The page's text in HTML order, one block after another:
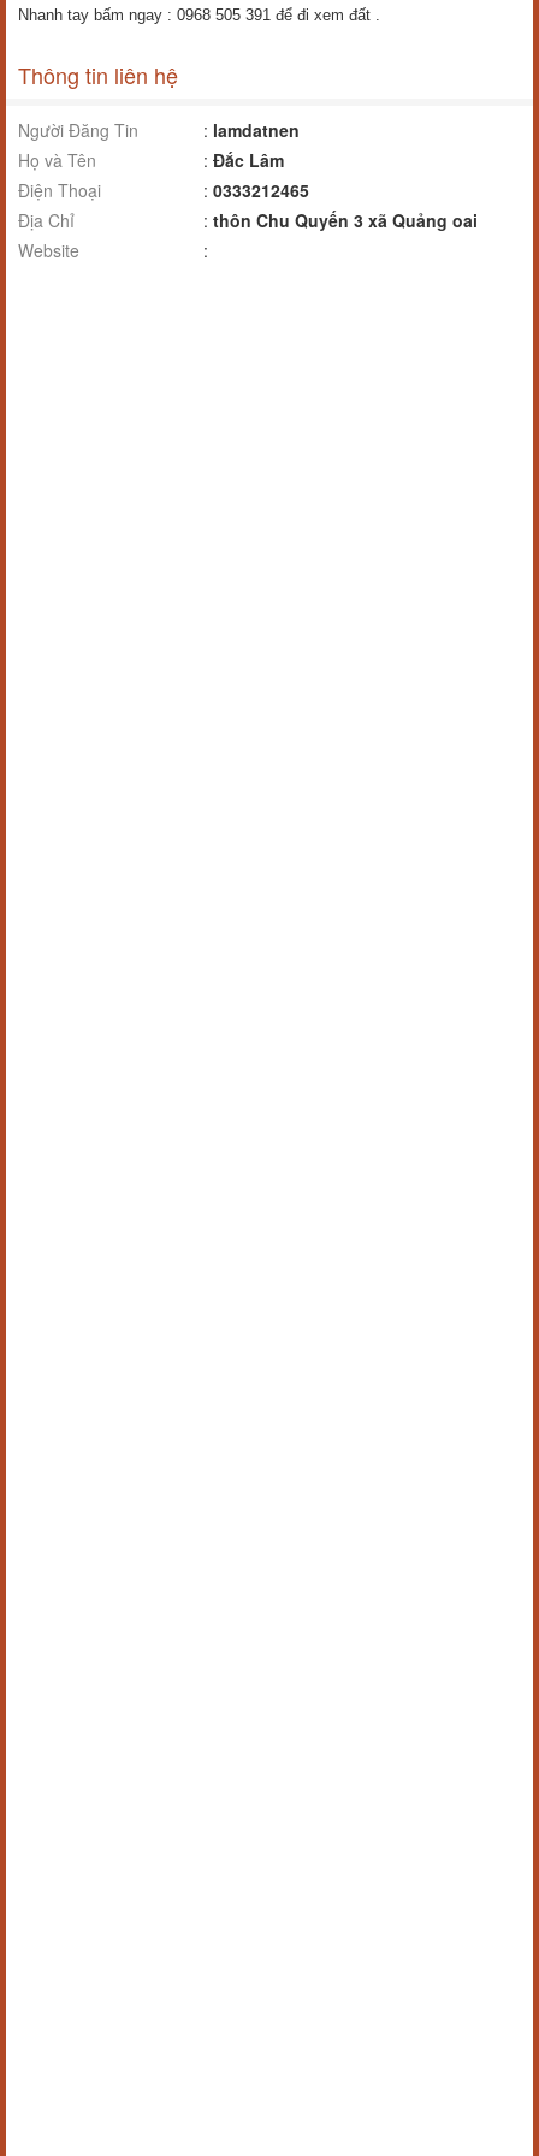
Nhanh tay bấm ngay : 0968 505 391 để đi xem đất .
Thông tin liên hệ
Người Đăng Tin : lamdatnen
Họ và Tên
: Đắc Lâm
Điện Thoại
: 0333212465
Địa Chỉ
: thôn Chu Quyến 3 xã Quảng oai
Website
: